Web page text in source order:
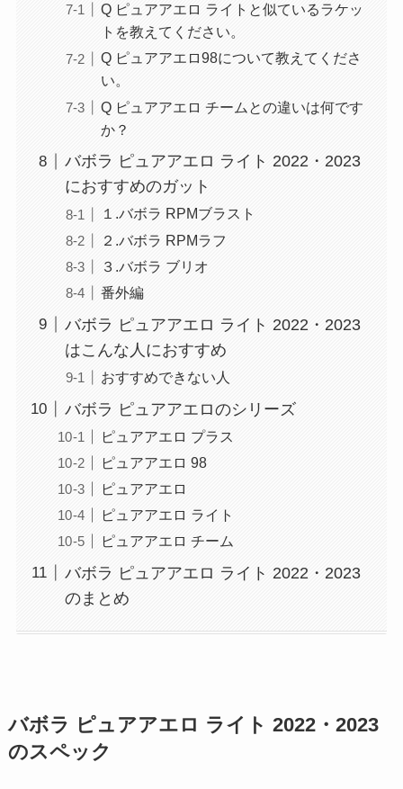
Q ピュアアエロ ライトと似ているラケッ
トを教えてください。
Q ピュアアエロ98について教えてくださ
い。
Q ピュアアエロ チームとの違いは何です
か？
バボラ ピュアアエロ ライト 2022・2023
におすすめのガット
１.バボラ RPMブラスト
２.バボラ RPMラフ
３.バボラ ブリオ
番外編
バボラ ピュアアエロ ライト 2022・2023
はこんな人におすすめ
おすすめできない人
バボラ ピュアアエロのシリーズ
ピュアアエロ プラス
ピュアアエロ 98
ピュアアエロ
ピュアアエロ ライト
ピュアアエロ チーム
バボラ ピュアアエロ ライト 2022・2023
のまとめ
バボラ ピュアアエロ ライト 2022・2023
のスペック